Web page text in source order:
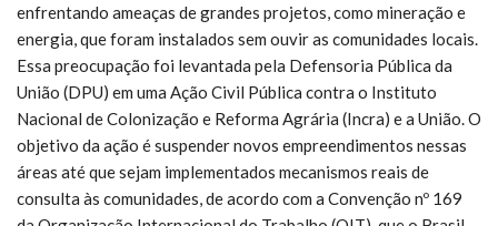
enfrentando ameaças de grandes projetos, como mineração e
energia, que foram instalados sem ouvir as comunidades locais.
Essa preocupação foi levantada pela Defensoria Pública da
União (DPU) em uma Ação Civil Pública contra o Instituto
Nacional de Colonização e Reforma Agrária (Incra) e a União. O
objetivo da ação é suspender novos empreendimentos nessas
áreas até que sejam implementados mecanismos reais de
consulta às comunidades, de acordo com a Convenção nº 169